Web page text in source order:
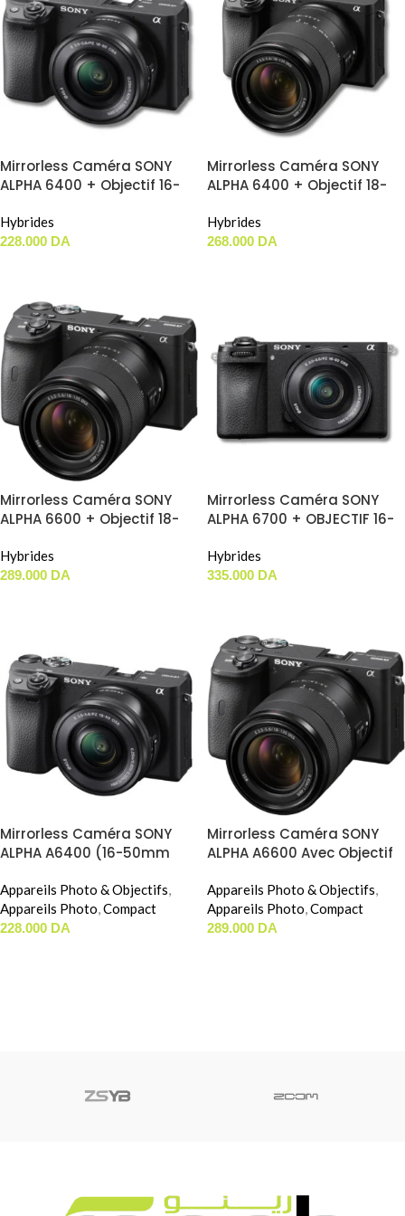
Mirrorless Caméra SONY
ALPHA 6400 + Objectif 16-
Hybrides
228.000 DA
Mirrorless Caméra SONY
ALPHA 6400 + Objectif 18-
Hybrides
268.000 DA
Mirrorless Caméra SONY
ALPHA 6600 + Objectif 18-
Hybrides
289.000 DA
Mirrorless Caméra SONY
ALPHA 6700 + OBJECTIF 16-
Hybrides
335.000 DA
Mirrorless Caméra SONY
ALPHA A6400 (16-50mm
Appareils Photo & Objectifs,
Appareils Photo,Compact
228.000 DA
Mirrorless Caméra SONY
ALPHA A6600 Avec Objectif
Appareils Photo & Objectifs,
Appareils Photo,Compact
289.000 DA